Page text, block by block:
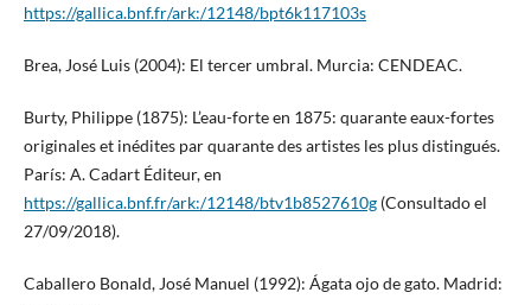
https://gallica.bnf.fr/ark:/12148/bpt6k117103s
Brea, José Luis (2004): El tercer umbral. Murcia: CENDEAC.
Burty, Philippe (1875): L’eau-forte en 1875: quarante eaux-fortes
originales et inédites par quarante des artistes les plus distingués.
París: A. Cadart Éditeur, en
https://gallica.bnf.fr/ark:/12148/btv1b8527610g(Consultado el
27/09/2018).
Caballero Bonald, José Manuel (1992): Ágata ojo de gato. Madrid: